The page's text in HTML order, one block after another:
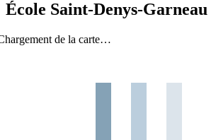
École Saint-Denys-Garneau
de la carte…